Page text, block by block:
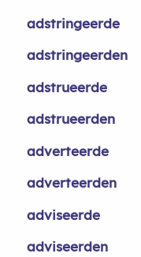
adstringeerde
adstringeerden
adstrueerde
adstrueerden
adverteerde
adverteerden
adviseerde
adviseerden